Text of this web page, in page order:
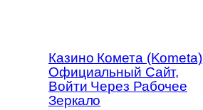
Казино Комета (Kometa)
Официальный Сайт,
Войти Через Рабочее
Зеркало